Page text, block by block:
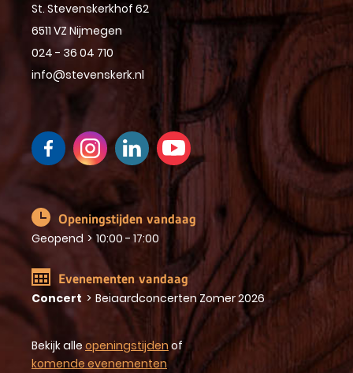
St. Stevenskerkhof 62
6511 VZ Nijmegen
024 - 36 04 710
info@stevenskerk.nl
Openingstijden vandaag
Geopend > 10:00 - 17:00
Evenementen vandaag
Concert > Beiaardconcerten Zomer 2026
Bekijk alle openingstijden of
komende evenementen